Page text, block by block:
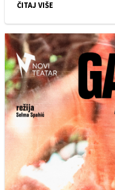
ČITAJ VIŠE